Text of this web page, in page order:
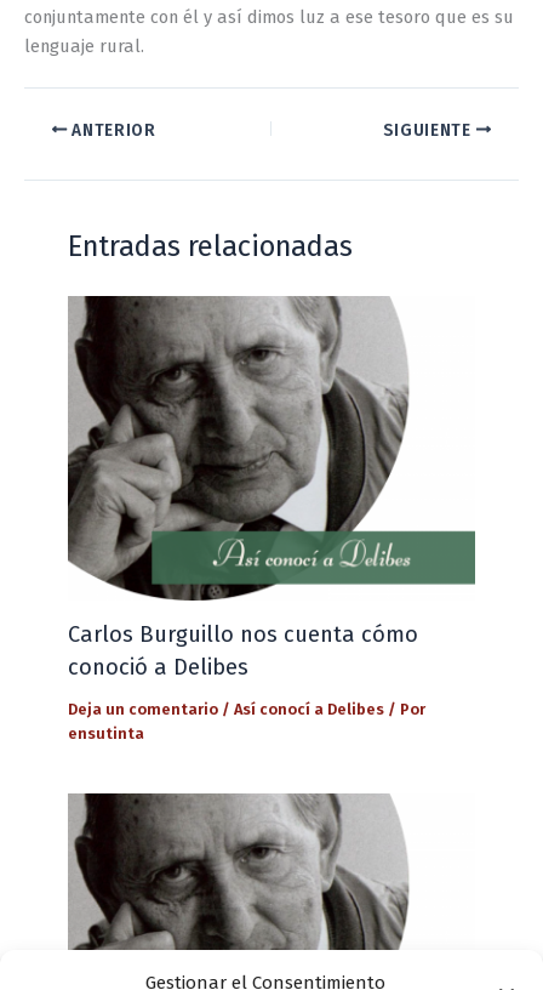
Gestionar el Consentimiento
conjuntamente con él y así dimos luz a ese tesoro que es su
lenguaje rural.
ANTERIOR SIGUIENTE
Entradas relacionadas
Carlos Burguillo nos cuenta cómo
conoció a Delibes
Deja un comentario /Así conocí a Delibes / Por
ensutinta